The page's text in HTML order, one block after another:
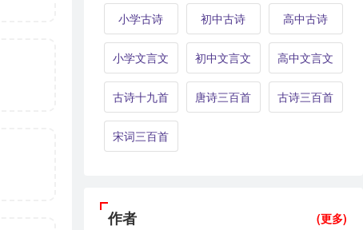
小学古诗 初中古诗 高中古诗
小学文言文 初中文言文 高中文言文
古诗十九首 唐诗三百首 古诗三百首
宋词三百首
作者 (更多)